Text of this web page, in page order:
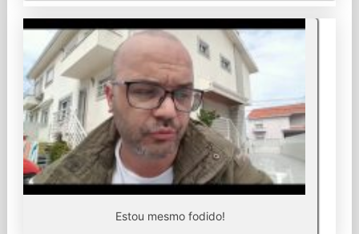
Estou mesmo fodido!